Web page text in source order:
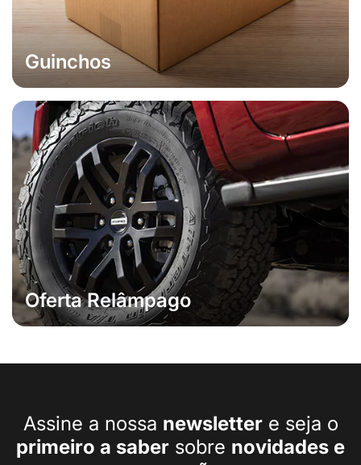
Guinchos
Oferta Relâmpago
Assine a nossa newslettere seja o
primeiro a saber sobre novidades e